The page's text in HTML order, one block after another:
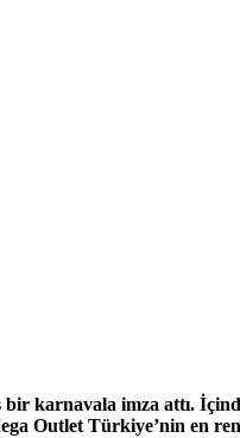
karnavala imza attı.
Outlet Türkiye’nin en